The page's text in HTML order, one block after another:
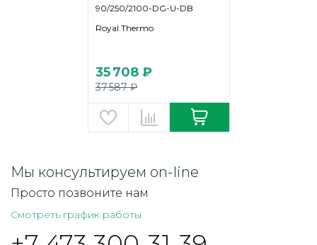
90/250/2100-DG-U-DB
Royal Thermo
35 708 ₽
37 587 ₽
Мы консультируем on-line
Просто позвоните нам
Смотреть график работы